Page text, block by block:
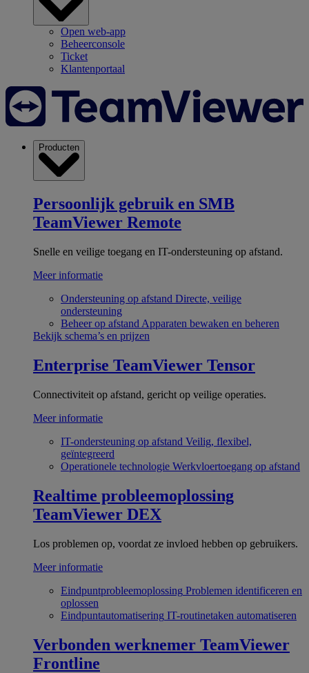
Open web-app
Beheerconsole
Ticket
Klantenportaal
Producten
Persoonlijk gebruik en SMB
TeamViewer Remote
Snelle en veilige toegang en IT-ondersteuning op afstand.
Meer informatie
Ondersteuning op afstand Directe, veilige
ondersteuning
Beheer op afstand Apparaten bewaken en beheren
Bekijk schema’s en prijzen
Enterprise TeamViewer Tensor
Connectiviteit op afstand, gericht op veilige operaties.
Meer informatie
IT-ondersteuning op afstand Veilig, flexibel,
geïntegreerd
Operationele technologie Werkvloertoegang op afstand
Realtime probleemoplossing
TeamViewer DEX
Los problemen op, voordat ze invloed hebben op gebruikers.
Meer informatie
Eindpuntprobleemoplossing Problemen identificeren en
oplossen
Eindpuntautomatisering IT-routinetaken automatiseren
Verbonden werknemer TeamViewer
Frontline